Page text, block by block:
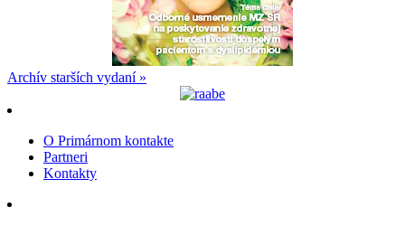
Archív starších vydaní »
O Primárnom kontakte
Partneri
Kontakty